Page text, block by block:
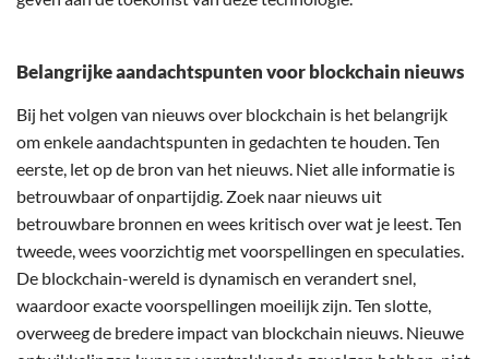
Belangrijke aandachtspunten voor blockchain nieuws
Bij het volgen van nieuws over blockchain is het belangrijk
om enkele aandachtspunten in gedachten te houden. Ten
eerste, let op de bron van het nieuws. Niet alle informatie is
betrouwbaar of onpartijdig. Zoek naar nieuws uit
betrouwbare bronnen en wees kritisch over wat je leest. Ten
tweede, wees voorzichtig met voorspellingen en speculaties.
De blockchain-wereld is dynamisch en verandert snel,
waardoor exacte voorspellingen moeilijk zijn. Ten slotte,
overweeg de bredere impact van blockchain nieuws. Nieuwe